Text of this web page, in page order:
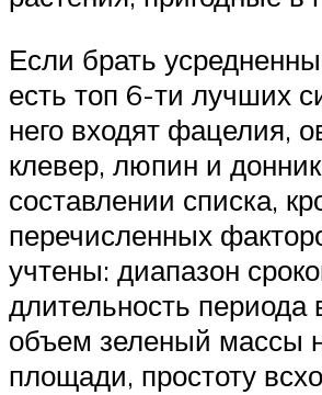
Если брать
есть топ 6-ти лучших
него входят фацелия,
клевер, люпин и
составлении списка,
перечисленных
учтены: диапазон
длительность периода
объем зеленый массы
площади, простоту